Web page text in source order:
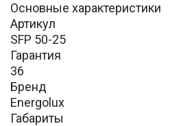
Основные характеристики
Артикул
SFP 50-25
Гарантия
36
Бренд
Energolux
Габариты